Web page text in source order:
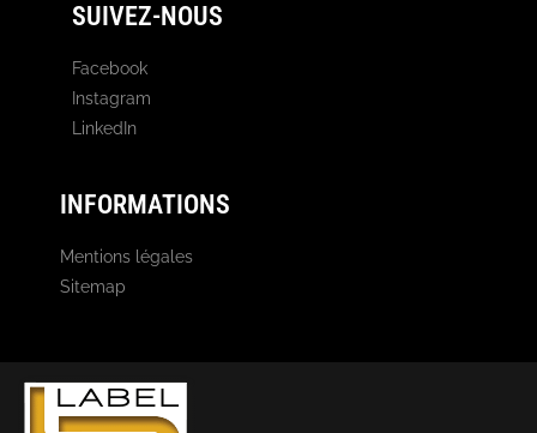
SUIVEZ-NOUS
Facebook
Instagram
LinkedIn
INFORMATIONS
Mentions légales
Sitemap